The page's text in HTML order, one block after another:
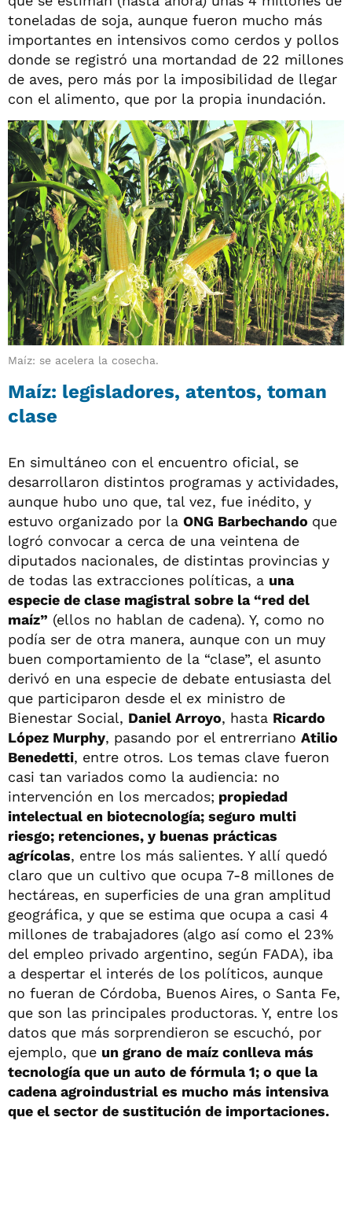
toneladas de soja, aunque fueron mucho más
importantes en intensivos como cerdos y pollos
donde se registró una mortandad de 22 millones
de aves, pero más por la imposibilidad de llegar
con el alimento, que por la propia inundación.
Maíz: se acelera la cosecha.
Maíz: legisladores, atentos, toman
clase
En simultáneo con el encuentro oficial, se
desarrollaron distintos programas y actividades,
aunque hubo uno que, tal vez, fue inédito, y
estuvo organizado por la ONG Barbechando que
logró convocar a cerca de una veintena de
diputados nacionales, de distintas provincias y
de todas las extracciones políticas, a una
especie de clase magistral sobre la “red del
maíz” (ellos no hablan de cadena). Y, como no
podía ser de otra manera, aunque con un muy
buen comportamiento de la “clase”, el asunto
derivó en una especie de debate entusiasta del
que participaron desde el ex ministro de
Bienestar Social, Daniel Arroyo, hasta Ricardo
López Murphy, pasando por el entrerriano Atilio
Benedetti, entre otros. Los temas clave fueron
casi tan variados como la audiencia: no
intervención en los mercados; propiedad
intelectual en biotecnología; seguro multi
riesgo; retenciones, y buenas prácticas
agrícolas, entre los más salientes. Y allí quedó
claro que un cultivo que ocupa 7-8 millones de
hectáreas, en superficies de una gran amplitud
geográfica, y que se estima que ocupa a casi 4
millones de trabajadores (algo así como el 23%
del empleo privado argentino, según FADA), iba
a despertar el interés de los políticos, aunque
no fueran de Córdoba, Buenos Aires, o Santa Fe,
que son las principales productoras. Y, entre los
datos que más sorprendieron se escuchó, por
ejemplo, que un grano de maíz conlleva más
tecnología que un auto de fórmula 1; o que la
cadena agroindustrial es mucho más intensiva
que el sector de sustitución de importaciones.